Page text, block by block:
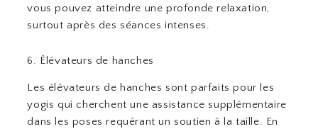
vous pouvez atteindre une profonde relaxation,
surtout après des séances intenses.
6. Élévateurs de hanches
Les élévateurs de hanches sont parfaits pour les
yogis qui cherchent une assistance supplémentaire
dans les poses requérant un soutien à la taille. En